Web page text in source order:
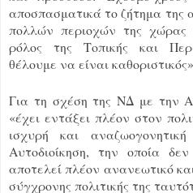
αποσπασματικά το ζήτημα της
πολλών περιοχών της
ρόλος της Τοπικής και
θέλουμε να είναι
Για τη σχέση της ΝΔ με την
«έχει εντάξει πλέον στον
ισχυρή και
Αυτοδιοίκηση, την οποία
αποτελεί πλέον ανανεωτικό
σύγχρονης πολιτικής της